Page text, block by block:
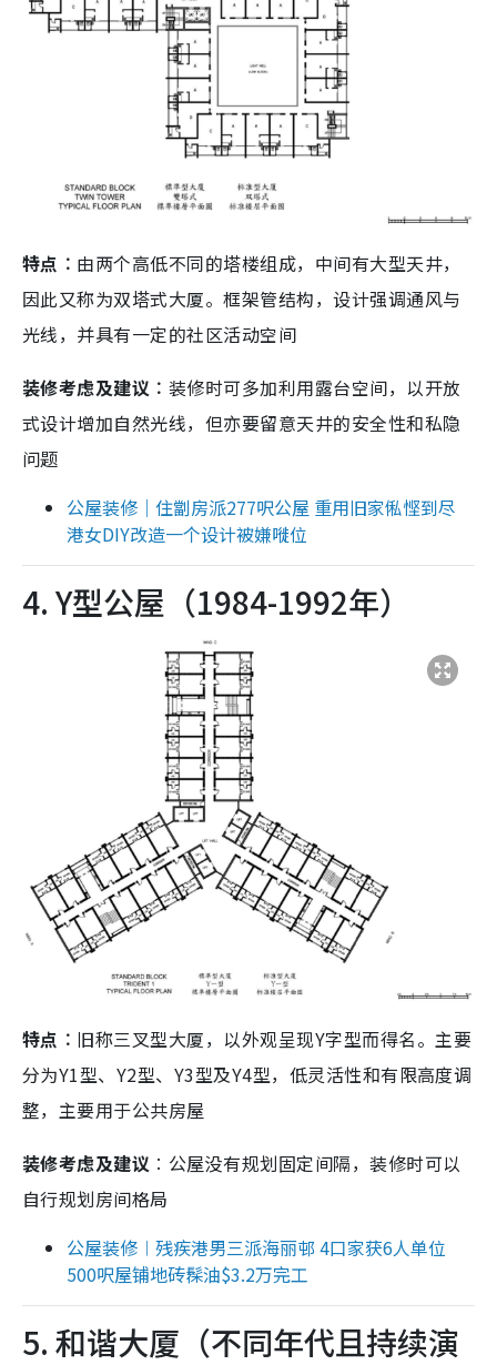
特点︰ 由两个高低不同的塔楼组成，中间有大型天井，
因此又称为双塔式大厦。框架管结构，设计强调通风与
光线，并具有一定的社区活动空间
装修考虑及建议︰ 装修时可多加利用露台空间，以开放
式设计增加自然光线，但亦要留意天井的安全性和私隐
问题
公屋装修｜住劏房派277呎公屋 重用旧家俬悭到尽
港女DIY改造一个设计被嫌嘥位
4. Y型公屋（1984-1992年）
特点︰ 旧称三叉型大厦，以外观呈现Y字型而得名。主要
分为Y1型、Y2型、Y3型及Y4型，低灵活性和有限高度调
整，主要用于公共房屋
装修考虑及建议 ︰公屋没有规划固定间隔，装修时可以
自行规划房间格局
公屋装修︱残疾港男三派海丽邨 4口家获6人单位
500呎屋铺地砖髹油$3.2万完工
5. 和谐大厦（不同年代且持续演